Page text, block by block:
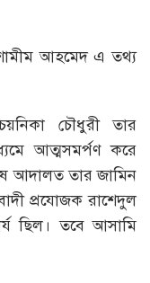
আহমেদ এ তথ্য
চৌধুরী তার
আত্মসমর্পণ করে
আদালত তার জামিন
প্রযোজক রাশেদুল
ছিল। তবে আসামি